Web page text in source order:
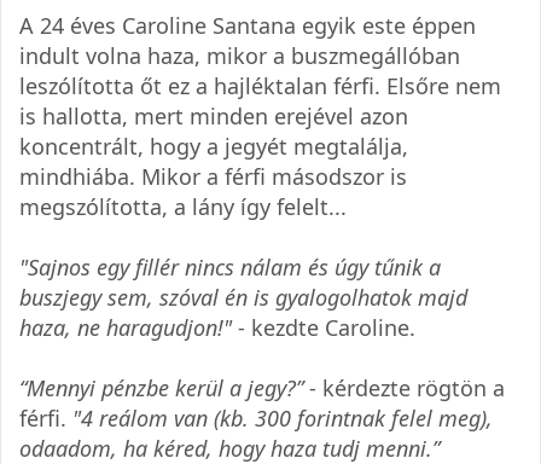
A 24 éves Caroline Santana egyik este éppen
indult volna haza, mikor a buszmegállóban
leszólította őt ez a hajléktalan férfi. Elsőre nem
is hallotta, mert minden erejével azon
koncentrált, hogy a jegyét megtalálja,
mindhiába. Mikor a férfi másodszor is
megszólította, a lány így felelt...
"Sajnos egy fillér nincs nálam és úgy tűnik a
buszjegy sem, szóval én is gyalogolhatok majd
haza, ne haragudjon!"- kezdte Caroline.
“Mennyi pénzbe kerül a jegy?”- kérdezte rögtön a
férfi. "4 reálom van (kb. 300 forintnak felel meg),
odaadom, ha kéred, hogy haza tudj menni.”